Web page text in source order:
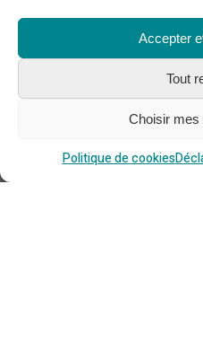
Accepter
Tout
Choisir mes
Politique de cookies
Besoin d'aide ?
Ligne téléphonique : 1
Courriel :
Trouver du soutien
Trouver une réponse
Ressources en